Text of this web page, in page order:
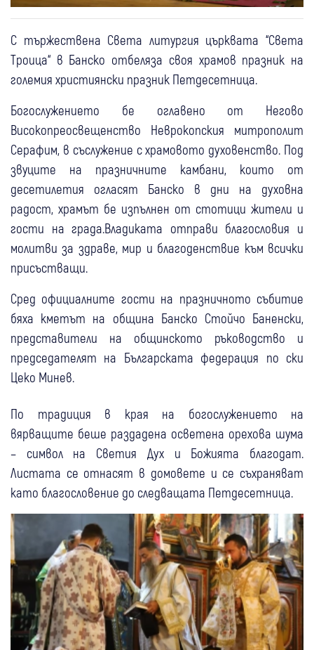
С тържествена Света литургия църквата “Света
Троица“ в Банско отбеляза своя храмов празник на
големия християнски празник Петдесетница.
Богослужението бе оглавено от Негово
Високопреосвещенство Неврокопския митрополит
Серафим, в съслужение с храмовото духовенство. Под
звуците на празничните камбани, които от
десетилетия огласят Банско в дни на духовна
радост, храмът бе изпълнен от стотици жители и
гости на града.Владиката отправи благословия и
молитви за здраве, мир и благоденствие към всички
присъстващи.
Сред официалните гости на празничното събитие
бяха кметът на община Банско Стойчо Баненски,
представители на общинското ръководство и
председателят на Българската федерация по ски
Цеко Минев.
По традиция в края на богослужението на
вярващите беше раздадена осветена орехова шума
– символ на Светия Дух и Божията благодат.
Листата се отнасят в домовете и се съхраняват
като благословение до следващата Петдесетница.